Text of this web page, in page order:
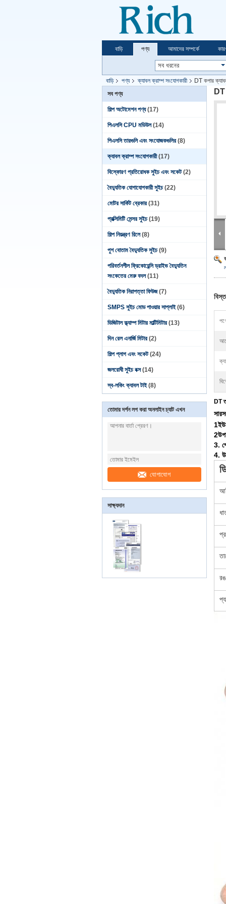
বাড়ি পণ্য আমাদের সম্পর্কে
বাড়ি পণ্য ক্যাবল ক্রাম্প সংযোগকারী
DT কপার
সব পণ্য
শিল্প অটোমেশন পণ্য (17)
পিএলসি CPU মডিউল (14)
পিএলসি তারগুলি এবং সংযোজকগুলির (8)
ক্যাবল ক্রাম্প সংযোগকারী (17)
বিস্ফোরণ প্রতিরোধক সুইচ এবং সকেট (2)
বৈদ্যুতিক যোগাযোগকারী সুইচ (22)
মোটর সার্কিট ব্রেকার (31)
প্রক্সিমিটি সেন্সর সুইচ (19)
শিল্প নিয়ন্ত্রণ রিলে (8)
পুশ বোতাম বৈদ্যুতিক সুইচ (9)
পরিবর্তনশীল ফ্রিকোয়েন্সি ড্রাইভ বৈদ্যুতিন
সংকেতের মেরু বদল (11)
বৈদ্যুতিক নিরাপত্তা ফিউজ (7)
SMPS সুইচ মোড পাওয়ার সাপ্লাই (6)
ডিজিটাল ক্ল্যাম্প মিটার মাল্টিমিটার (13)
দিন রেল এনার্জি মিটার (2)
শিল্প প্লাগ এবং সকেট (24)
জলরোধী সুইচ বক্স (14)
স্ব-লকিং ক্যাবল টাই (8)
তোমার দর্শন লগ করা অনলাইন চ্যাট এখন
যোগাযোগ
সাক্ষ্যদান
DT
DT
3.
4.